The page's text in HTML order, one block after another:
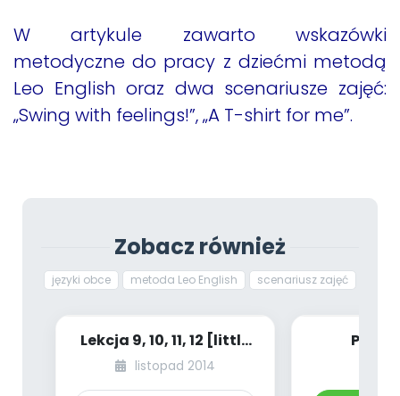
W artykule zawarto wskazówki
metodyczne do pracy z dziećmi metodą
Leo English oraz dwa scenariusze zajęć:
„Swing with feelings!”, „A T-shirt for me”.
Zobacz również
języki obce metoda Leo English scenariusz zajęć
Lekcja 9, 10, 11, 12 [little
ant]
listopad 2014